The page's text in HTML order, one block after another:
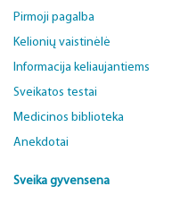
Pirmoji pagalba
Kelionių vaistinėlė
Informacija keliaujantiems
Sveikatos testai
Medicinos biblioteka
Anekdotai
Sveika gyvensena